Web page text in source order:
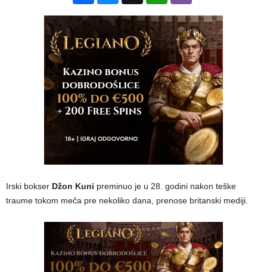
Irski bokser Džon Kuni preminuo je u 28. godini nakon teške
traume tokom meča pre nekoliko dana, prenose britanski mediji.